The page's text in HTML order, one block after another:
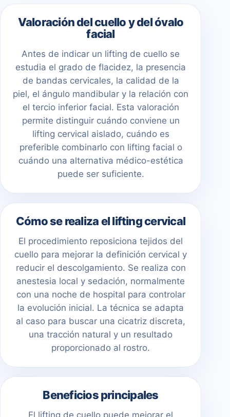
Valoración del cuello y del óvalo
facial
Antes de indicar un lifting de cuello se
estudia el grado de flacidez, la presencia
de bandas cervicales, la calidad de la
piel, el ángulo mandibular y la relación con
el tercio inferior facial. Esta valoración
permite distinguir cuándo conviene un
lifting cervical aislado, cuándo es
preferible combinarlo con lifting facial o
cuándo una alternativa médico-estética
puede ser suficiente.
Cómo se realiza el lifting cervical
El procedimiento reposiciona tejidos del
cuello para mejorar la definición cervical y
reducir el descolgamiento. Se realiza con
anestesia local y sedación, normalmente
con una noche de hospital para controlar
la evolución inicial. La técnica se adapta
al caso para buscar una cicatriz discreta,
una tracción natural y un resultado
proporcionado al rostro.
Beneficios principales
El lifting de cuello puede mejorar el